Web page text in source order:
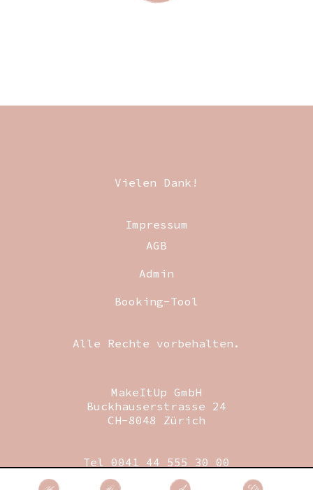
Vielen Dank!
Impressum
AGB
Admin
Booking-Tool
Alle Rechte vorbehalten.
MakeItUp GmbH
Buckhauserstrasse 24
CH-8048 Zürich
Tel 0041 44 555 30 00
Fax 0041 44 555 30 09